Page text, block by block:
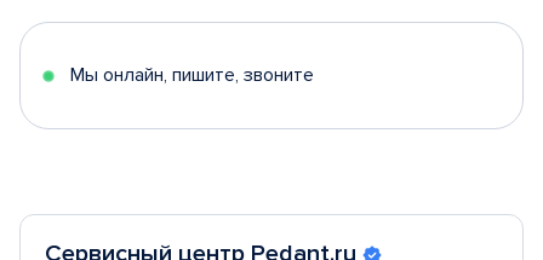
5
Мы онлайн, пишите, звоните
Сервисный центр Pedant.ru